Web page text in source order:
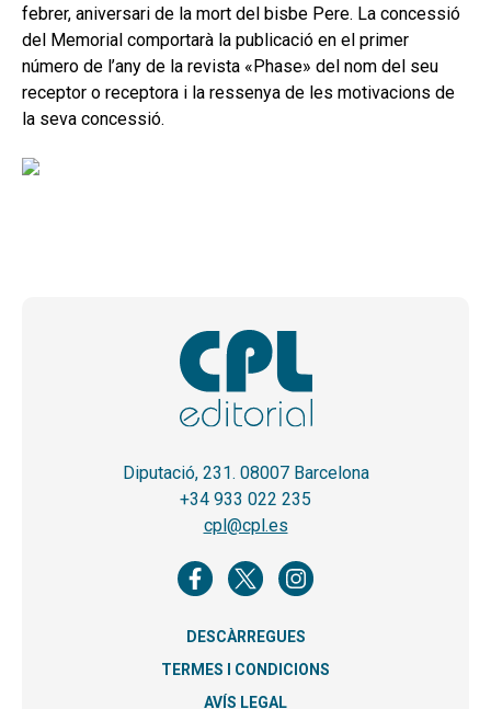
febrer, aniversari de la mort del bisbe Pere. La concessió
del Memorial comportarà la publicació en el primer
número de l’any de la revista «Phase» del nom del seu
receptor o receptora i la ressenya de les motivacions de
la seva concessió.
Diputació, 231. 08007 Barcelona
+34 933 022 235
cpl@cpl.es
DESCÀRREGUES
TERMES I CONDICIONS
AVÍS LEGAL